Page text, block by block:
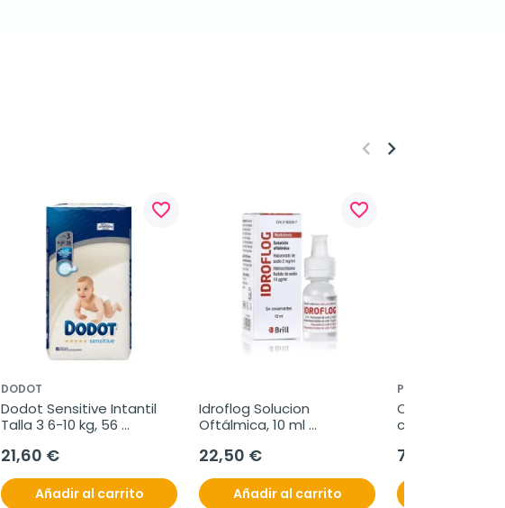
favorite_border
DODOT
Dodot Sensitive Intantil
Talla 3 6-10 kg, 56
21,60 €
Añadir al carrito
favorite_border
Idroflog Solucion
Oftálmica, 10 ml
22,50 €
Añadir al carrito
PROCARE HEALTH
Ovosicare Man,
cápsulas con
72,80 €
keyboard_arrow_left keyboard_arrow_right